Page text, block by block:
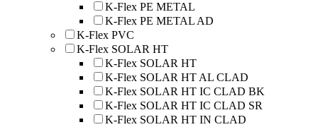
K-Flex PE METAL
K-Flex PE METAL AD
K-Flex PVC
K-Flex SOLAR HT
K-Flex SOLAR HT
K-Flex SOLAR HT AL CLAD
K-Flex SOLAR HT IC CLAD BK
K-Flex SOLAR HT IC CLAD SR
K-Flex SOLAR HT IN CLAD